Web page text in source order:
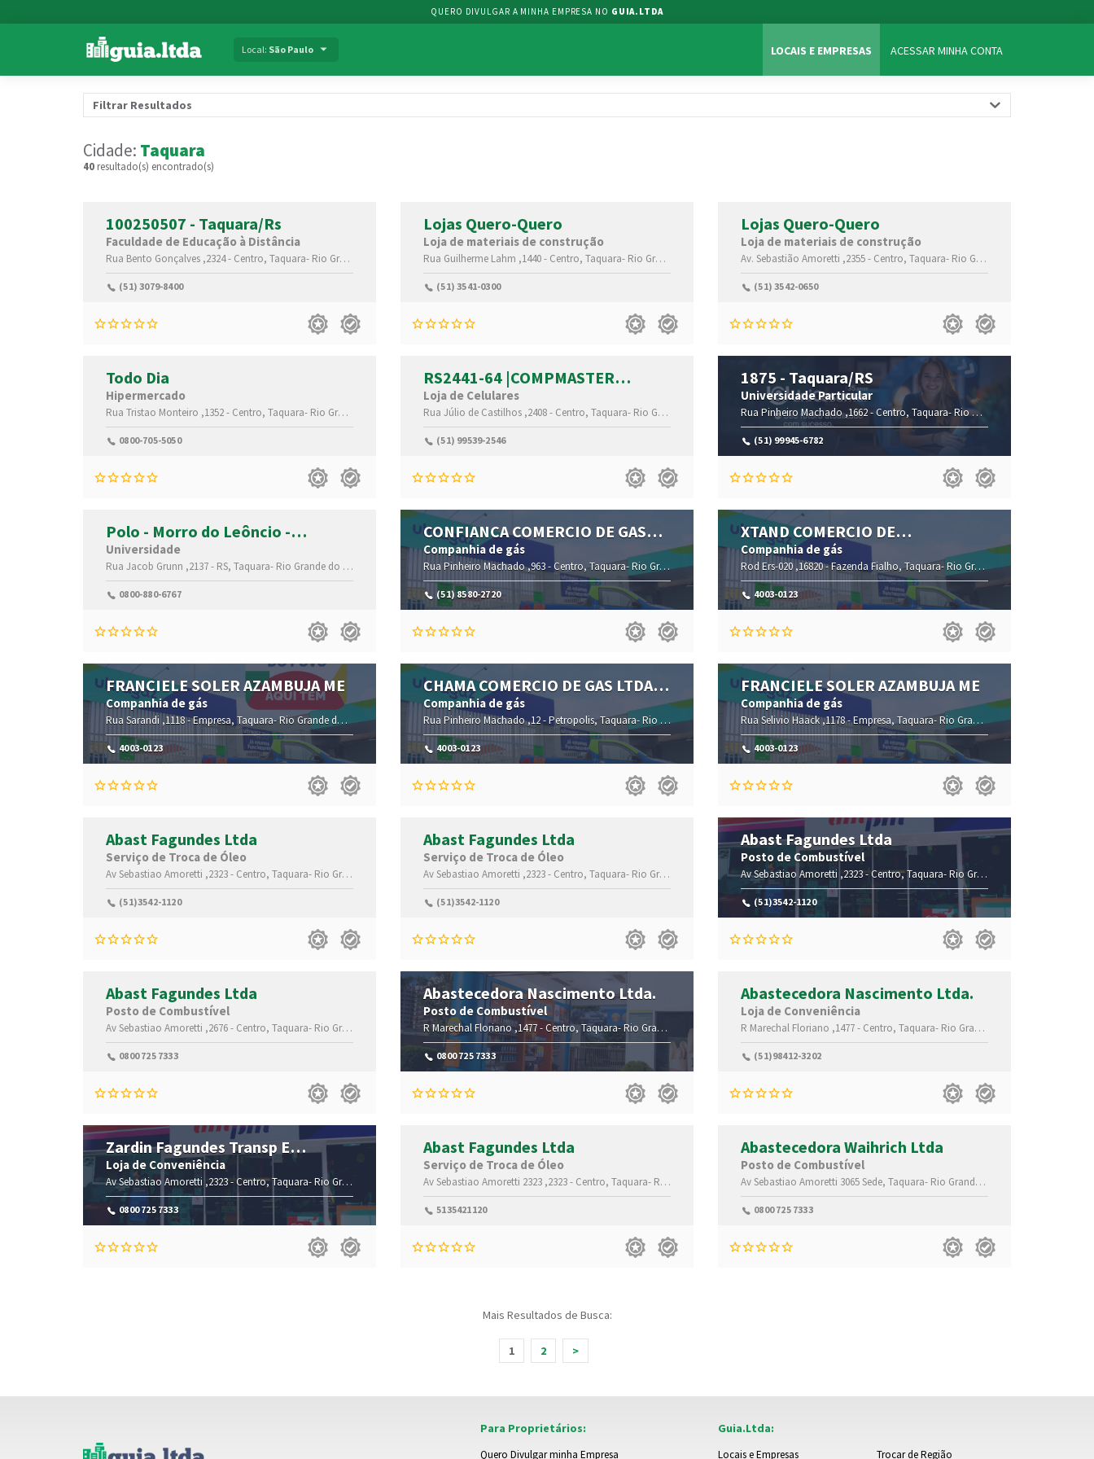
QUERO DIVULGAR A MINHA EMPRESA NO GUIA.LTDA
Local: São Paulo LOCAIS E EMPRESAS ACESSAR MINHA CONTA
Filtrar Resultados
Cidade: Taquara
40 resultado(s) encontrado(s)
100250507 - Taquara/Rs
Faculdade de Educação à Distância
Rua Bento Gonçalves ,2324 - Centro, Taquara- Rio Grande do Sul(RS) ,95600-118
(51) 3079-8400
Lojas Quero-Quero
Loja de materiais de construção
Rua Guilherme Lahm ,1440 - Centro, Taquara- Rio Grande do Sul(RS) ,95600-000
(51) 3541-0300
Lojas Quero-Quero
Loja de materiais de construção
Av. Sebastião Amoretti ,2355 - Centro, Taquara- Rio Grande do Sul(RS)
(51) 3542-0650
Todo Dia
Hipermercado
Rua Tristao Monteiro ,1352 - Centro, Taquara- Rio Grande do Sul(RS) ,95600-000
0800-705-5050
RS2441-64 |COMPMASTER
|CENTRO |TAQUARA |RS
Loja de Celulares
Rua Júlio de Castilhos ,2408 - Centro, Taquara- Rio Grande do Sul(RS) ,95600-122
(51) 99539-2546
1875 - Taquara/RS
Universidade Particular
Rua Pinheiro Machado ,1662 -Centro, Taquara-Rio Grande do Sul(RS)
(51) 99945-6782
Polo - Morro do Leôncio -
Taquara/RS
Universidade
Rua Jacob Grunn ,2137 - RS, Taquara- Rio Grande do Sul(RS)
0800-880-6767
CONFIANCA COMERCIO DE GAS
LTDA EPP
Companhia de gás
Rua Pinheiro Machado ,963 -Centro,Taquara-Rio Grande do Sul(RS) ,95600-000
(51) 8580-2720
XTAND COMERCIO DE
COMBUSTIVEIS EIRELI
Companhia de gás
Rod Ers-020 ,16820 -Fazenda Fialho,Taquara-Rio Grande do Sul(RS)
4003-0123
FRANCIELE SOLER AZAMBUJA ME
Companhia de gás
Rua Sarandi ,1118 -Empresa, Taquara-Rio Grande do Sul(RS) ,95603-656
4003-0123
CHAMA COMERCIO DE GAS LTDA
ME
Companhia de gás
Rua Pinheiro Machado ,12 -Petropolis,Taquara-Rio Grande do Sul(RS) ,95607-148
4003-0123
FRANCIELE SOLER AZAMBUJA ME
Companhia de gás
Rua Selivio Haack ,1178 -Empresa, Taquara-Rio Grande do Sul(RS)
4003-0123
Abast Fagundes Ltda
Serviço de Troca de Óleo
Av Sebastiao Amoretti ,2323 - Centro, Taquara- Rio Grande do Sul(RS) ,95600-000
(51)3542-1120
Abast Fagundes Ltda
Serviço de Troca de Óleo
Av Sebastiao Amoretti ,2323 - Centro, Taquara- Rio Grande do Sul(RS) ,95600-000
(51)3542-1120
Abast Fagundes Ltda
Posto de Combustível
Av Sebastiao Amoretti ,2323 -Centro,Taquara-Rio Grande do Sul(RS)
(51)3542-1120
Abast Fagundes Ltda
Posto de Combustível
Av Sebastiao Amoretti ,2676 - Centro, Taquara- Rio Grande do Sul(RS) ,95600-000
0800 725 7333
Abastecedora Nascimento Ltda.
Posto de Combustível
R Marechal Floriano ,1477 -Centro,Taquara-Rio Grande do Sul(RS) ,95600-000
0800 725 7333
Abastecedora Nascimento Ltda.
Loja de Conveniência
R Marechal Floriano ,1477 - Centro, Taquara- Rio Grande do Sul(RS)
(51)98412-3202
Zardin Fagundes Transp E
Conveniencias
Loja de Conveniência
Av Sebastiao Amoretti ,2323 -Centro,Taquara-Rio Grande do Sul(RS) ,95600-000
0800 725 7333
Abast Fagundes Ltda
Serviço de Troca de Óleo
Av Sebastiao Amoretti 2323 ,2323 - Centro, Taquara- Rio Grande do Sul(RS) ,95600000
5135421120
Abastecedora Waihrich Ltda
Posto de Combustível
Av Sebastiao Amoretti 3065Sede, Taquara- Rio Grande do Sul(RS)
0800 725 7333
Mais Resultados de Busca:
1 2 >
Para Proprietários:
Quero Divulgar minha Empresa
Guia.Ltda:
Locais e Empresas Trocar de Região